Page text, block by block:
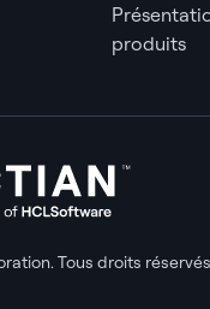
produits
Tous droits